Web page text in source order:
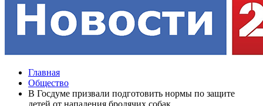
Главная
Общество
В Госдуме призвали подготовить нормы по защите
детей от нападения бродячих собак